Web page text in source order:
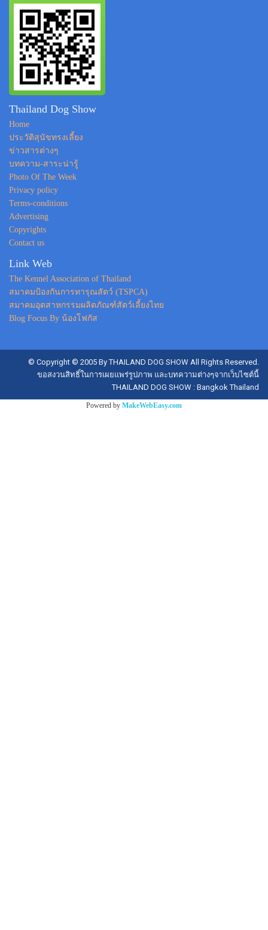
Thailand Dog Show
Home
ประวัติสุนัขทรงเลี้ยง
ข่าวสารต่างๆ
บทความ-สาระน่ารู้
Photo Of The Week
Privacy policy
Terms-conditions
Advertising
Copyrights
Contact us
Link Web
The Kennel Association of Thailand
สมาคมป้องกันการทารุณสัตว์ (TSPCA)
สมาคมอุตสาหกรรมผลิตภัณฑ์สัตว์เลี้ยงไทย
Blog Focus By น้องโฟกัส
© Copyright © 2005 By THAILAND DOG SHOW All Rights Reserved.
ขอสงวนสิทธิ์ในการเผยแพร่รูปภาพ และบทความต่างๆจากเว็บไซต์นี้
THAILAND DOG SHOW : Bangkok Thailand
Powered by MakeWebEasy.com